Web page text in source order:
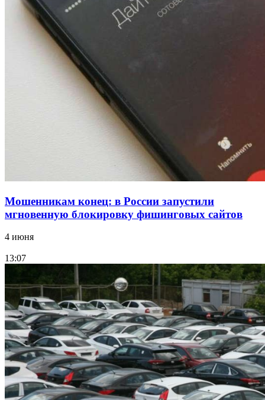
Сладкий праздник в Волгограде: в Центральном
парке прошёл фестиваль „Арбузный переполох“
Волгоградские компании нарастили экспорт:
заключены контракты на 3,6 млн долларов
Мошенникам конец: в России запустили
мгновенную блокировку фишинговых сайтов
4 июня
13:07